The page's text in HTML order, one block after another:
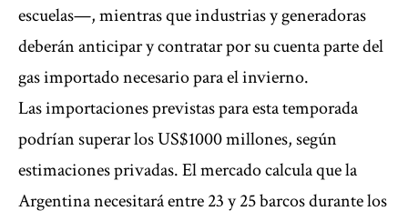
escuelas—, mientras que industrias y generadoras
deberán anticipar y contratar por su cuenta parte del
gas importado necesario para el invierno.
Las importaciones previstas para esta temporada
podrían superar los US$1000 millones, según
estimaciones privadas. El mercado calcula que la
Argentina necesitará entre 23 y 25 barcos durante los